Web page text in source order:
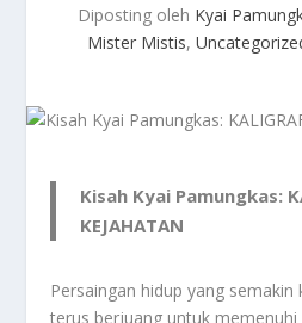
Diposting oleh Kyai
Mister Mistis,
Kisah Kyai Pamungkas:
KEJAHATAN
Persaingan hidup yang
terus berjuang untuk